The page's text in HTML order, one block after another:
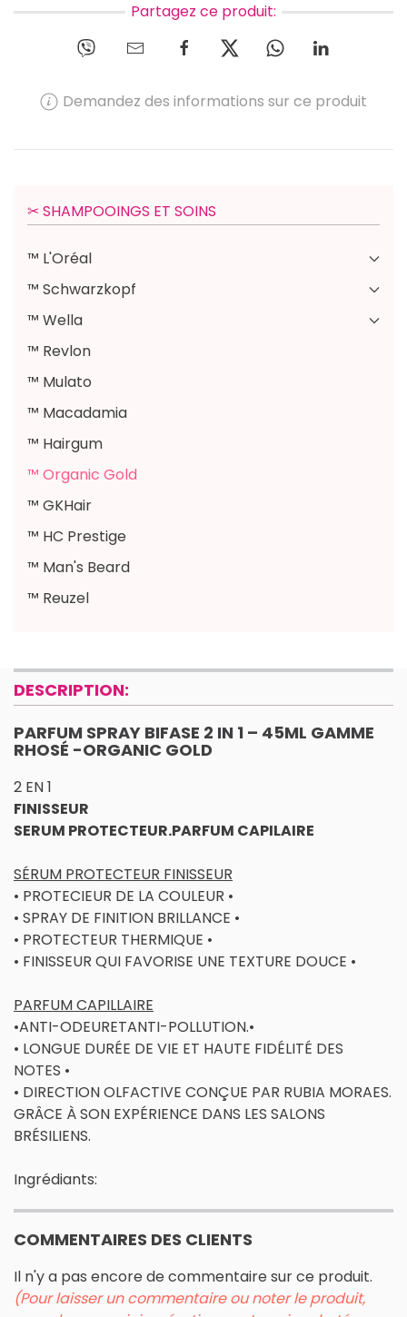
Partagez ce produit:
Demandez des informations sur ce produit
✂︎ SHAMPOOINGS ET SOINS
™ L'Oréal
™ Schwarzkopf
™ Wella
™ Revlon
™ Mulato
™ Macadamia
™ Hairgum
™ Organic Gold
™ GKHair
™ HC Prestige
™ Man's Beard
™ Reuzel
DESCRIPTION:
PARFUM SPRAY BIFASE 2 IN 1 – 45ML GAMME
RHOSÉ -ORGANIC GOLD
2 EN 1
FINISSEUR
SERUM PROTECTEUR.PARFUM CAPILAIRE
SÉRUM PROTECTEUR FINISSEUR
• PROTECIEUR DE LA COULEUR •
• SPRAY DE FINITION BRILLANCE •
• PROTECTEUR THERMIQUE •
• FINISSEUR QUI FAVORISE UNE TEXTURE DOUCE •
PARFUM CAPILLAIRE
•ANTI-ODEURETANTI-POLLUTION.•
• LONGUE DURÉE DE VIE ET HAUTE FIDÉLITÉ DES
NOTES •
• DIRECTION OLFACTIVE CONÇUE PAR RUBIA MORAES.
GRÂCE À SON EXPÉRIENCE DANS LES SALONS
BRÉSILIENS.
Ingrédiants:
COMMENTAIRES DES CLIENTS
Il n'y a pas encore de commentaire sur ce produit.
(Pour laisser un commentaire ou noter le produit,